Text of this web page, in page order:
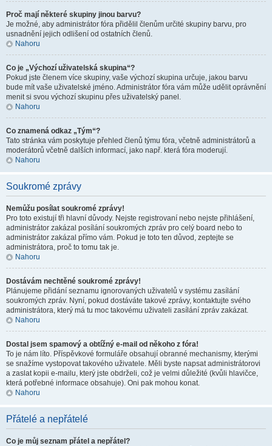
Proč mají některé skupiny jinou barvu?
Je možné, aby administrátor fóra přidělil členům určité skupiny barvu, pro
usnadnění jejich odlišení od ostatních členů.
Nahoru
Co je „Výchozí uživatelská skupina“?
Pokud jste členem více skupiny, vaše výchozí skupina určuje, jakou barvu
bude mít vaše uživatelské jméno. Administrátor fóra vám může udělit oprávnění
menit si svou výchozí skupinu přes uživatelský panel.
Nahoru
Co znamená odkaz „Tým“?
Tato stránka vám poskytuje přehled členů týmu fóra, včetně administrátorů a
moderátorů včetně dalších informací, jako např. která fóra moderují.
Nahoru
Soukromé zprávy
Nemůžu posílat soukromé zprávy!
Pro toto existují tři hlavní důvody. Nejste registrovaní nebo nejste přihlášení,
administrátor zakázal posílání soukromých zpráv pro celý board nebo to
administrátor zakázal přímo vám. Pokud je toto ten důvod, zeptejte se
administrátora, proč to tomu tak je.
Nahoru
Dostávám nechtěné soukromé zprávy!
Plánujeme přidání seznamu ignorovaných uživatelů v systému zasílání
soukromých zpráv. Nyní, pokud dostáváte takové zprávy, kontaktujte svého
administrátora, který má tu moc takovému uživateli zasílání zpráv zakázat.
Nahoru
Dostal jsem spamový a obtížný e-mail od někoho z fóra!
To je nám líto. Příspěvkové formuláře obsahují obranné mechanismy, kterými
se snažíme vystopovat takového uživatele. Měli byste napsat administrátorovi
a zaslat kopii e-mailu, který jste obdrželi, což je velmi důležité (kvůli hlavičce,
která potřebné informace obsahuje). Oni pak mohou konat.
Nahoru
Přátelé a nepřátelé
Co je můj seznam přátel a nepřátel?